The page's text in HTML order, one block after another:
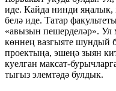
иде. Кайда нинди яңалык,
белә иде. Татар
«авызын пешерделәр». Ул
көннең вазгыяте шундый
проектыңа, эшеңә зыян
куелган максат-
тыгыз элемтәдә булдык.